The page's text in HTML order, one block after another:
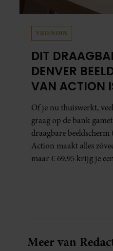
VRIENDIN
DIT
DENVER
VAN ACTION
WATCHERS
Of je nu thuiswerkt,
graag op de bank
draagbare
Action maakt alles
maar € 69,95 krijg je
Meer van